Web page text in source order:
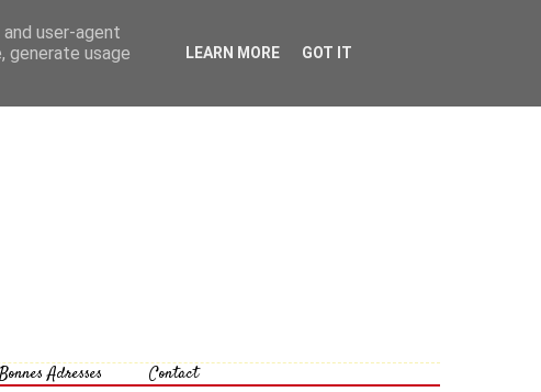
Bonnes Adresses Contact
user-agent
generate usage
LEARN MORE GOT IT